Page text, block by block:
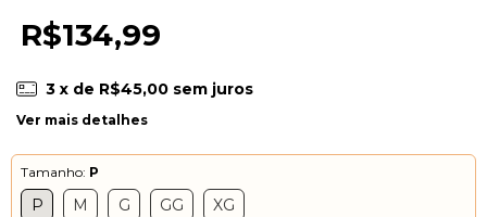
R$134,99
3 x de R$45,00 sem juros
Ver mais detalhes
Tamanho: P
P M G GG XG